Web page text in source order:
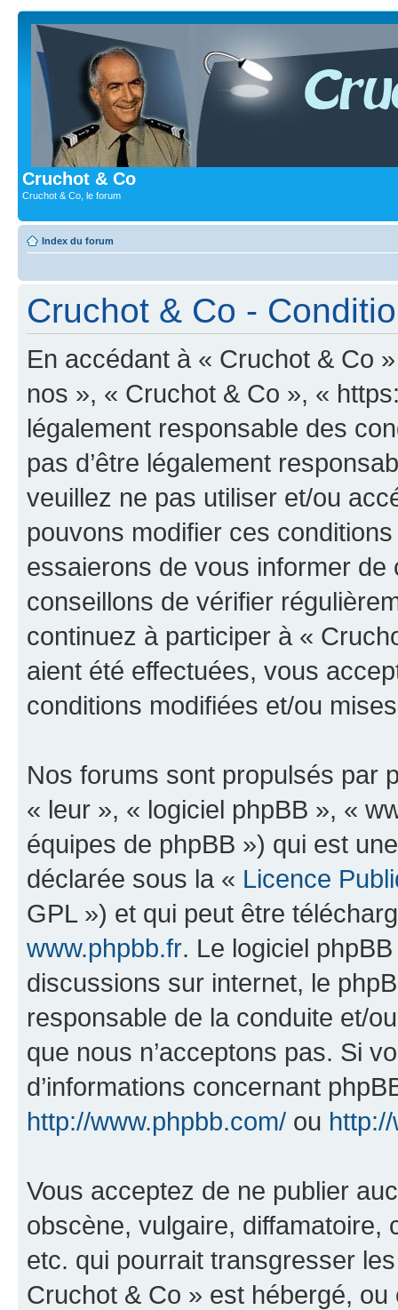
Cruchot & Co
Cruchot & Co, le forum
Index du forum
Cruchot & Co -
En accédant à « Cruchot & Co
nos », « Cruchot & Co », «
légalement responsable des
pas d’être légalement
veuillez ne pas utiliser et/ou
pouvons modifier ces
essaierons de vous informer
conseillons de vérifier
continuez à participer à «
aient été effectuées, vous
conditions modifiées et/ou
Nos forums sont propulsés par
« leur », « logiciel phpBB », «
équipes de phpBB ») qui est
déclarée sous la « Licence
GPL ») et qui peut être
www.phpbb.fr. Le logiciel
discussions sur internet, le
responsable de la conduite et/
que nous n’acceptons pas. Si
d’informations concernant
http://www.phpbb.com/ ou
Vous acceptez de ne publier
obscène, vulgaire, diffamatoire,
etc. qui pourrait transgresser
Cruchot & Co » est hébergé,